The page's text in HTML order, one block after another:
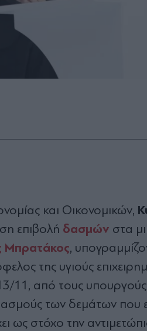
και Οικονομικών,
επιβολή δασμών στα
Μπρατάκος,
της υγιούς
11, από τους
των δεμάτων που
ως στόχο την